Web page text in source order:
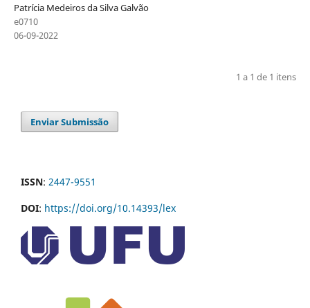
Patrícia Medeiros da Silva Galvão
e0710
06-09-2022
1 a 1 de 1 itens
Enviar Submissão
ISSN: 2447-9551
DOI: https://doi.org/10.14393/lex